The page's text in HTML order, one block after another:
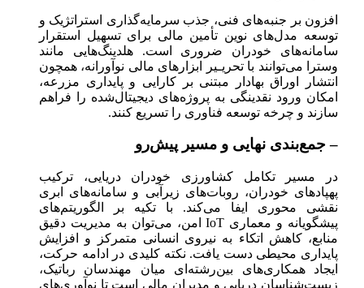
افزون بر جنبه‌های فنی، جذب سرمایه‌گذاری استراتژیک و
توسعه مدل‌های نوین تأمین مالی برای تسهیل استقرار
سامانه‌های خودران ضروری است. هلدینگ‌هایی مانند
وسترا می‌توانند با تحریـیر ابزارهای مالی نوآورانه، همچون
انتشار اوراق بهادار مبتنی بر کارایی و پایداری مزرعه،
امکان ورود نقدینگی به پروژه‌های دیجیتال‌شده را فراهم
سازند و چرخه توسعه فناوری را تسریع کنند.
– جمع‌بندی نهایی و مسیر پیش‌رو
در مسیر تکامل کشاورزی خودران دریایی، ترکیب
پهپادهای خودران، روبات‌های زیرآبی و سامانه‌های ابری
نقشی محوری ایفا می‌کند. با تکیه بر الگوریتم‌های
پیشگویانه و معماری IoT امن، می‌توان به مدیریت دقیق
منابع، کاهش اتکاء به نیروی انسانی متمرکز و افزایش
پایداری محیطی دست یافت. نکته کلیدی در ادامه حرکت،
ایجاد همکاری‌های بین‌رشته‌ای میان مهندسان رباتیک،
زیست‌شناسان دریایی و مدیران مالی است تا نوآوری‌های